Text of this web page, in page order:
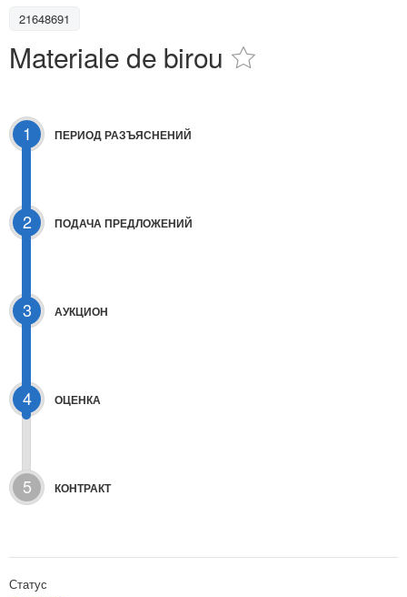
21648691
Materiale de birou
1 ПЕРИОД РАЗЪЯСНЕНИЙ
2 ПОДАЧА ПРЕДЛОЖЕНИЙ
3 АУКЦИОН
4 ОЦЕНКА
5 КОНТРАКТ
Статус